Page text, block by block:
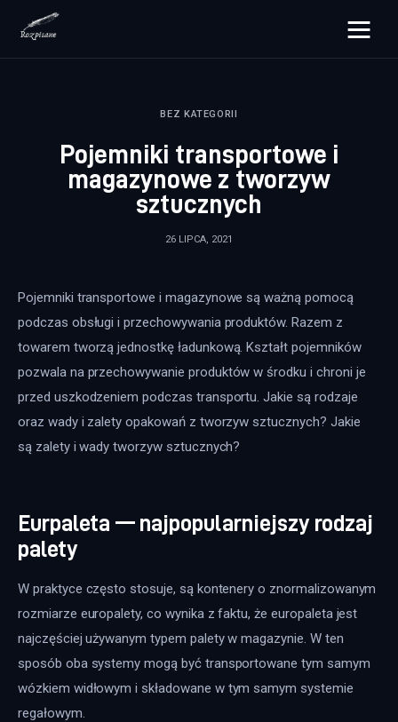
rozpisane.pl
Zdrowie
Więcej
BEZ KATEGORII
Pojemniki transportowe i
magazynowe z tworzyw
sztucznych
26 LIPCA, 2021
Pojemniki transportowe i magazynowe są ważną pomocą
podczas obsługi i przechowywania produktów. Razem z
towarem tworzą jednostkę ładunkową. Kształt pojemników
pozwala na przechowywanie produktów w środku i chroni je
przed uszkodzeniem podczas transportu. Jakie są rodzaje
oraz wady i zalety opakowań z tworzyw sztucznych? Jakie
są zalety i wady tworzyw sztucznych?
Eurpaleta — najpopularniejszy rodzaj
palety
W praktyce często stosuje, są kontenery o znormalizowanym
rozmiarze europalety, co wynika z faktu, że europaleta jest
najczęściej używanym typem palety w magazynie. W ten
sposób oba systemy mogą być transportowane tym samym
wózkiem widłowym i składowane w tym samym systemie
regałowym.